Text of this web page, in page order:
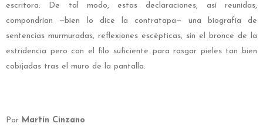
escritora. De tal modo, estas declaraciones, así reunidas,
compondrían — bien lo dice la contratapa— una biografía de
sentencias murmuradas, reflexiones escépticas, sin el bronce de la
estridencia pero con el filo suficiente para rasgar pieles tan bien
cobijadas tras el muro de la pantalla.
Por Martín Cinzano